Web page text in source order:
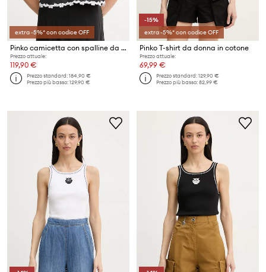
extra -5%* con codice OFF
Pinko camicetta con spalline da donna
Prezzo attuale:
119,90 €
Prezzo standard:184,90 €
Prezzo più basso:129,90 €
-15%
extra -5%* con codice OFF
Pinko T-shirt da donna in cotone
Prezzo attuale:
69,99 €
Prezzo standard:129,90 €
Prezzo più basso:82,99 €